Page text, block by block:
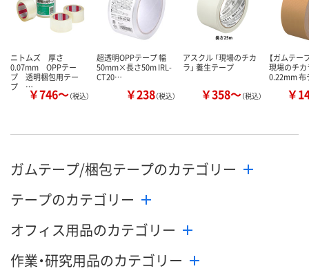
ニトムズ 厚さ
0.07mm OPPテー
プ 透明梱包用テー
プ …￥746～（税込）
超透明OPPテープ 幅
50mm×長さ50m IRL-
CT20…
￥238（税込）
アスクル 「現場のチカ
ラ」 養生テープ
￥358～（税込）
【ガムテー
現場のチカ
0.22mm
￥
ガムテープ/梱包テープのカテゴリー
テープのカテゴリー
オフィス用品のカテゴリー
作業・研究用品のカテゴリー